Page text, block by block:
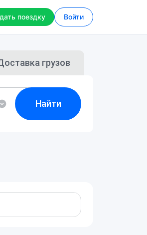
поездку Войти
грузов
Найти